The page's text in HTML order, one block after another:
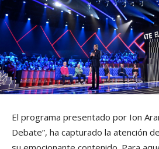
El programa presentado por Ion
Debate”, ha capturado la atención